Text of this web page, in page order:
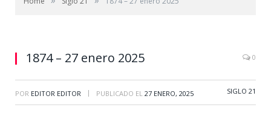
1874 – 27 enero 2025 0
POR EDITOR EDITOR | PUBLICADO EL 27 ENERO, 2025 SIGLO 21